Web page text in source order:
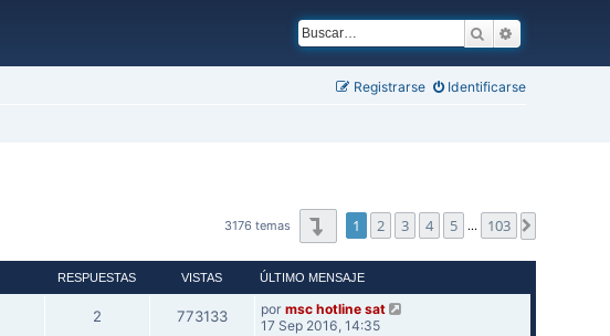
Buscar
Identificarse
Registrarse
3176 temas Página1 de 103
1 2 3 4 5 … 103
RESPUESTAS VISTAS ÚLTIMO MENSAJE
2 773133 por msc hotline sat
17 Sep 2016, 14:35